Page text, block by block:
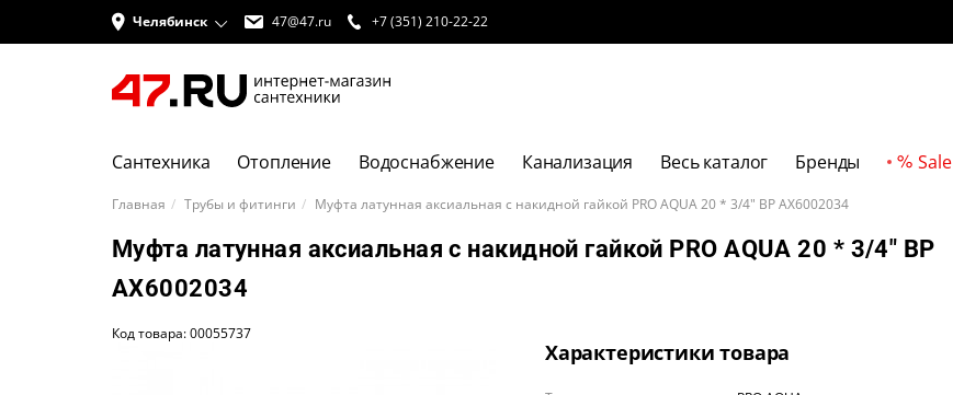
Челябинск 47@47.ru +7 (351) 210-22-22
Сантехника Отопление Водоснабжение Канализация Весь каталог Бренды Sale
Главная Трубы и фитинги Муфта латунная аксиальная с накидной гайкой PRO AQUA 20 * 3/4" ВР AX6002034
Муфта латунная аксиальная с накидной гайкой PRO AQUA 20 * 3/4" ВР
AX6002034
Код товара: 00055737
Характеристики товара